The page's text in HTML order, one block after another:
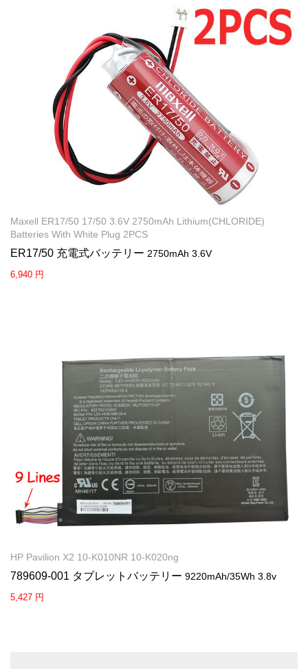
Maxell ER17/50 17/50 3.6V 2750mAh Lithium(CHLORIDE)
Batteries With White Plug 2PCS
ER17/50 充電式バッテリー 2750mAh 3.6V
6,940 円
HP Pavilion X2 10-K010NR 10-K020ng
789609-001 タブレットバッテリー 9220mAh/35Wh 3.8v
5,427 円